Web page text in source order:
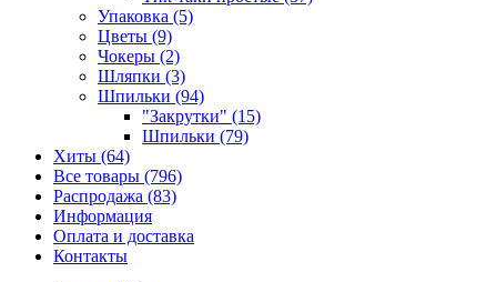
Упаковка (5)
Цветы (9)
Чокеры (2)
Шляпки (3)
Шпильки (94)
"Закрутки" (15)
Шпильки (79)
Хиты (64)
Все товары (796)
Распродажа (83)
Информация
Оплата и доставка
Контакты